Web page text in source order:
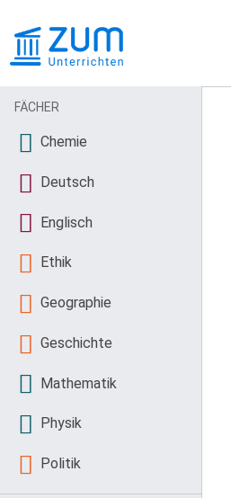
FÄCHER
Chemie
Deutsch
Englisch
Ethik
Geographie
Geschichte
Mathematik
Physik
Politik